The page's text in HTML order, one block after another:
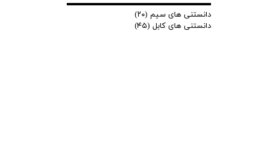
دانستنی های سیم (۲۰)
دانستنی های کابل (۴۵)